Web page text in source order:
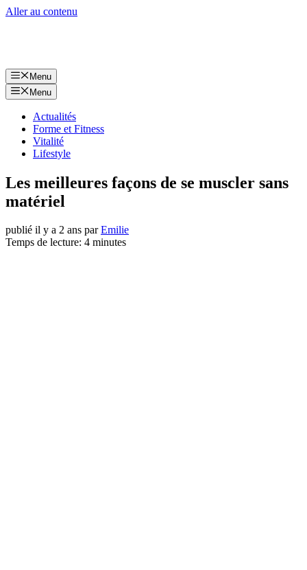
Aller au contenu
Menu
Menu
Actualités
Forme et Fitness
Vitalité
Lifestyle
Les meilleures façons de se muscler sans
matériel
publié il y a 2 ans parEmilie
Temps de lecture: 4 minutes